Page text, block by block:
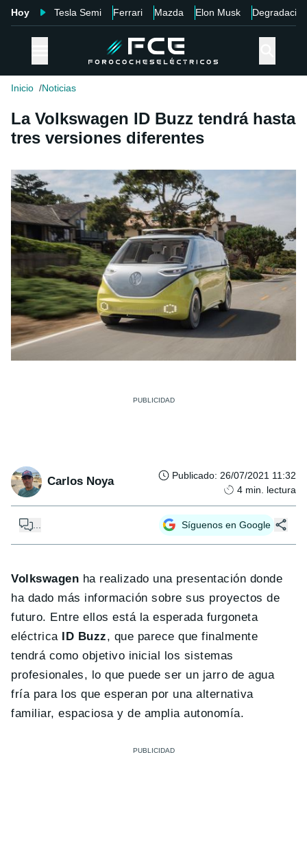
Hoy Tesla Semi Ferrari Mazda Elon Musk Degradación
Inicio Noticias
La Volkswagen ID Buzz tendrá hasta
tres versiones diferentes
Carlos Noya Publicado: 26/07/2021 11:32
4 min. lectura
Síguenos en Google
Volkswagen ha realizado una presentación donde
ha dado más información sobre sus proyectos de
futuro. Entre ellos está la esperada furgoneta
eléctrica ID Buzz, que parece que finalmente
tendrá como objetivo inicial los sistemas
profesionales, lo que puede ser un jarro de agua
fría para los que esperan por una alternativa
familiar, espaciosa y de amplia autonomía.